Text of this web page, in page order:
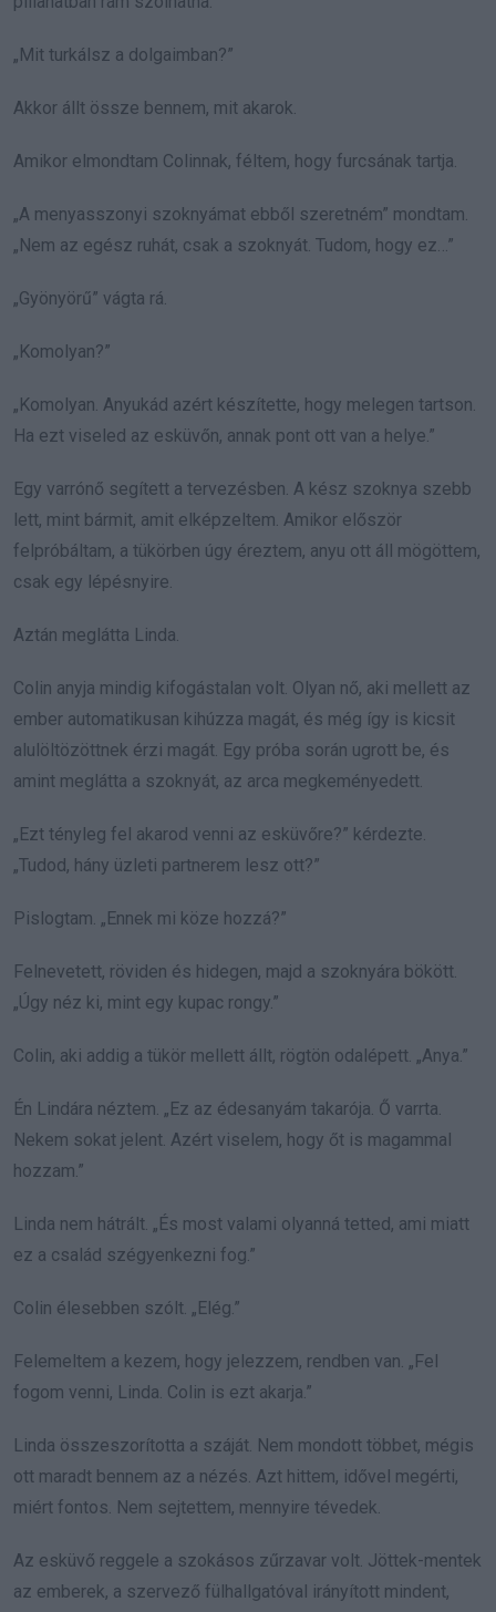
„Mit turkálsz a dolgaimban?”
Akkor állt össze bennem, mit akarok.
Amikor elmondtam Colinnak, féltem, hogy furcsának tartja.
„A menyasszonyi szoknyámat ebből szeretném” mondtam.
„Nem az egész ruhát, csak a szoknyát. Tudom, hogy ez…”
„Gyönyörű” vágta rá.
„Komolyan?”
„Komolyan. Anyukád azért készítette, hogy melegen tartson.
Ha ezt viseled az esküvőn, annak pont ott van a helye.”
Egy varrónő segített a tervezésben. A kész szoknya szebb
lett, mint bármit, amit elképzeltem. Amikor először
felpróbáltam, a tükörben úgy éreztem, anyu ott áll mögöttem,
csak egy lépésnyire.
Aztán meglátta Linda.
Colin anyja mindig kifogástalan volt. Olyan nő, aki mellett az
ember automatikusan kihúzza magát, és még így is kicsit
alulöltözöttnek érzi magát. Egy próba során ugrott be, és
amint meglátta a szoknyát, az arca megkeményedett.
„Ezt tényleg fel akarod venni az esküvőre?” kérdezte.
„Tudod, hány üzleti partnerem lesz ott?”
Pislogtam. „Ennek mi köze hozzá?”
Felnevetett, röviden és hidegen, majd a szoknyára bökött.
„Úgy néz ki, mint egy kupac rongy.”
Colin, aki addig a tükör mellett állt, rögtön odalépett. „Anya.”
Én Lindára néztem. „Ez az édesanyám takarója. Ő varrta.
Nekem sokat jelent. Azért viselem, hogy őt is magammal
hozzam.”
Linda nem hátrált. „És most valami olyanná tetted, ami miatt
ez a család szégyenkezni fog.”
Colin élesebben szólt. „Elég.”
Felemeltem a kezem, hogy jelezzem, rendben van. „Fel
fogom venni, Linda. Colin is ezt akarja.”
Linda összeszorította a száját. Nem mondott többet, mégis
ott maradt bennem az a nézés. Azt hittem, idővel megérti,
miért fontos. Nem sejtettem, mennyire tévedek.
Az esküvő reggele a szokásos zűrzavar volt. Jöttek-mentek
az emberek, a szervező fülhallgatóval irányított mindent,